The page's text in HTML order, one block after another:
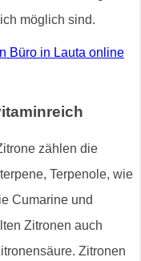
möglich sind.
Büro in Lauta online
zählen die
Terpenole, wie
Cumarine und
Zitronen auch
Zitronen